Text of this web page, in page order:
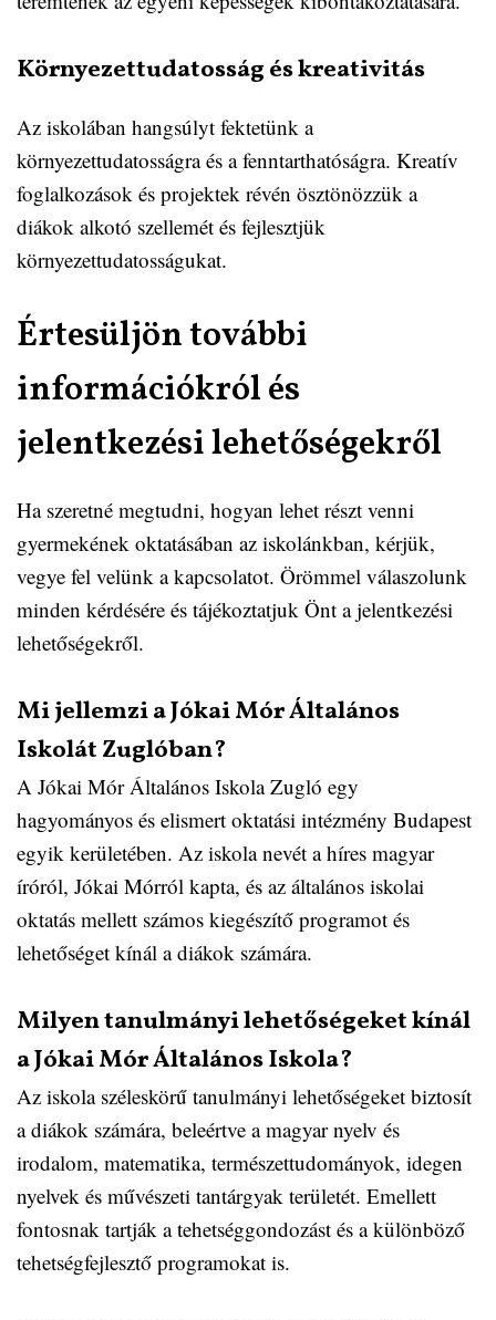
Környezettudatosság és kreativitás
Az iskolában hangsúlyt fektetünk a
környezettudatosságra és a fenntarthatóságra. Kreatív
foglalkozások és projektek révén ösztönözzük a
diákok alkotó szellemét és fejlesztjük
környezettudatosságukat.
Értesüljön további
információkról és
jelentkezési lehetőségekről
Ha szeretné megtudni, hogyan lehet részt venni
gyermekének oktatásában az iskolánkban, kérjük,
vegye fel velünk a kapcsolatot. Örömmel válaszolunk
minden kérdésére és tájékoztatjuk Önt a jelentkezési
lehetőségekről.
Mi jellemzi a Jókai Mór Általános
Iskolát Zuglóban?
A Jókai Mór Általános Iskola Zugló egy
hagyományos és elismert oktatási intézmény Budapest
egyik kerületében. Az iskola nevét a híres magyar
íróról, Jókai Mórról kapta, és az általános iskolai
oktatás mellett számos kiegészítő programot és
lehetőséget kínál a diákok számára.
Milyen tanulmányi lehetőségeket kínál
a Jókai Mór Általános Iskola?
Az iskola széleskörű tanulmányi lehetőségeket biztosít
a diákok számára, beleértve a magyar nyelv és
irodalom, matematika, természettudományok, idegen
nyelvek és művészeti tantárgyak területét. Emellett
fontosnak tartják a tehetséggondozást és a különböző
tehetségfejlesztő programokat is.